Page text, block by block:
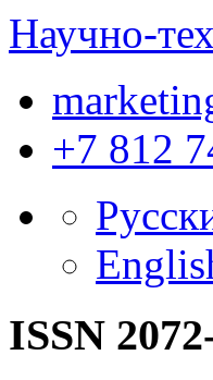
Научно-
+7 812
ISSN